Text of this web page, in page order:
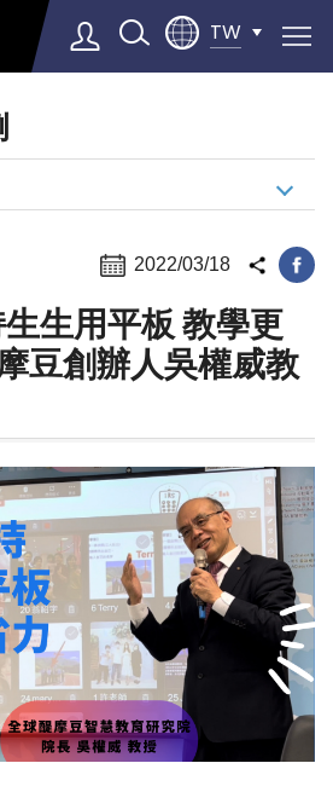
TW
▼
2022/03/18
生用平板 教學更
豆創辦人吳權威教